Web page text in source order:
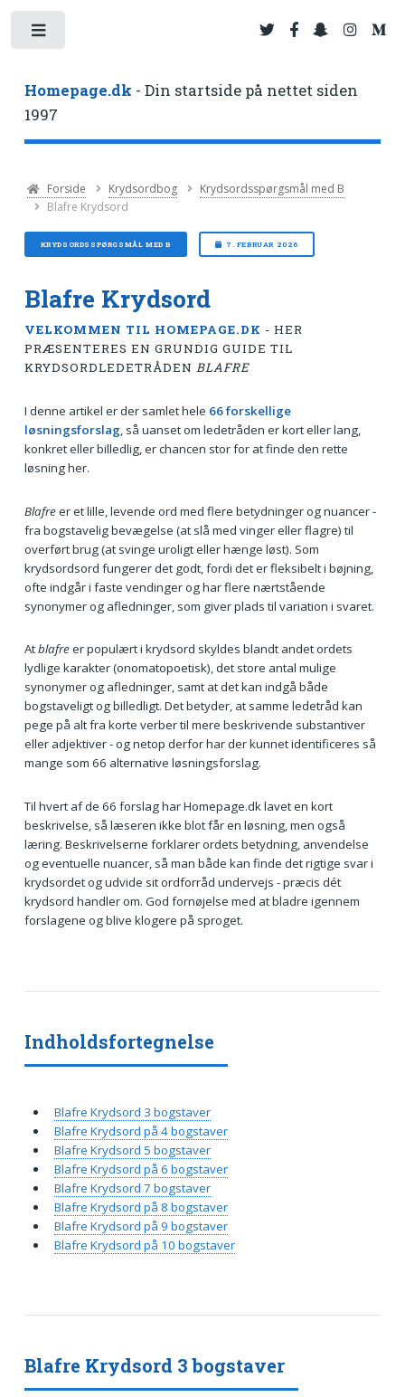
Homepage.dk - Din startside på nettet siden
1997
Forside Krydsordbog
Krydsordsspørgsmål med B
Blafre Krydsord
KRYDSORDSSPØRGSMÅL MED B 7. FEBRUAR 2026
Blafre Krydsord
VELKOMMEN TIL HOMEPAGE.DK - HER
PRÆSENTERES EN GRUNDIG GUIDE TIL
KRYDSORDLEDETRÅDEN BLAFRE
I denne artikel er der samlet hele 66 forskellige
løsningsforslag, så uanset om ledetråden er kort eller lang,
konkret eller billedlig, er chancen stor for at finde den rette
løsning her.
Blafreer et lille, levende ord med flere betydninger og nuancer -
fra bogstavelig bevægelse (at slå med vinger eller flagre) til
overført brug (at svinge uroligt eller hænge løst). Som
krydsordsord fungerer det godt, fordi det er fleksibelt i bøjning,
ofte indgår i faste vendinger og har flere nærtstående
synonymer og afledninger, som giver plads til variation i svaret.
Atblafreer populært i krydsord skyldes blandt andet ordets
lydlige karakter (onomatopoetisk), det store antal mulige
synonymer og afledninger, samt at det kan indgå både
bogstaveligt og billedligt. Det betyder, at samme ledetråd kan
pege på alt fra korte verber til mere beskrivende substantiver
eller adjektiver - og netop derfor har der kunnet identificeres så
mange som 66 alternative løsningsforslag.
Til hvert af de 66 forslag har Homepage.dk lavet en kort
beskrivelse, så læseren ikke blot får en løsning, men også
læring. Beskrivelserne forklarer ordets betydning, anvendelse
og eventuelle nuancer, så man både kan finde det rigtige svar i
krydsordet og udvide sit ordforråd undervejs - præcis dét
krydsord handler om. God fornøjelse med at bladre igennem
forslagene og blive klogere på sproget.
Blafre Krydsord 3 bogstaver
Indholdsfortegnelse
Blafre Krydsord 3 bogstaver
Blafre Krydsord på 4 bogstaver
Blafre Krydsord 5 bogstaver
Blafre Krydsord på 6 bogstaver
Blafre Krydsord 7 bogstaver
Blafre Krydsord på 8 bogstaver
Blafre Krydsord på 9 bogstaver
Blafre Krydsord på 10 bogstaver